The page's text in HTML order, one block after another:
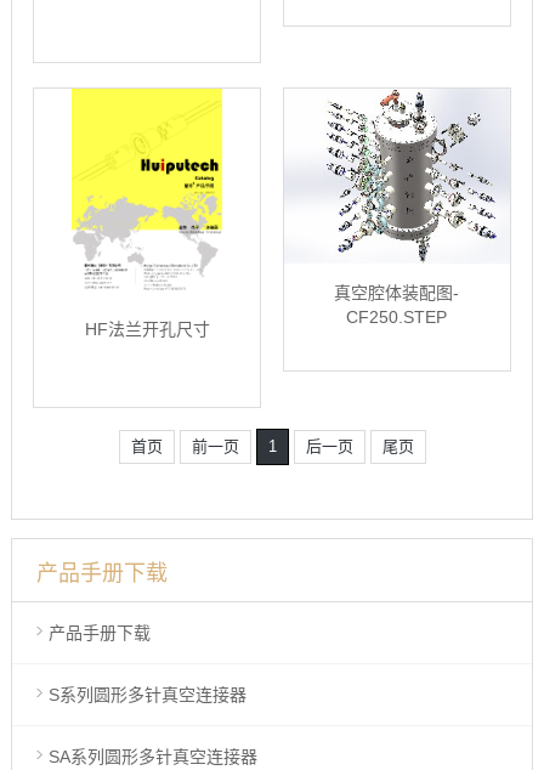
HF法兰开孔尺寸
真空腔体装配图-
CF250.STEP
首页 前一页 1 后一页 尾页
产品手册下载
产品手册下载
S系列圆形多针真空连接器
SA系列圆形多针真空连接器